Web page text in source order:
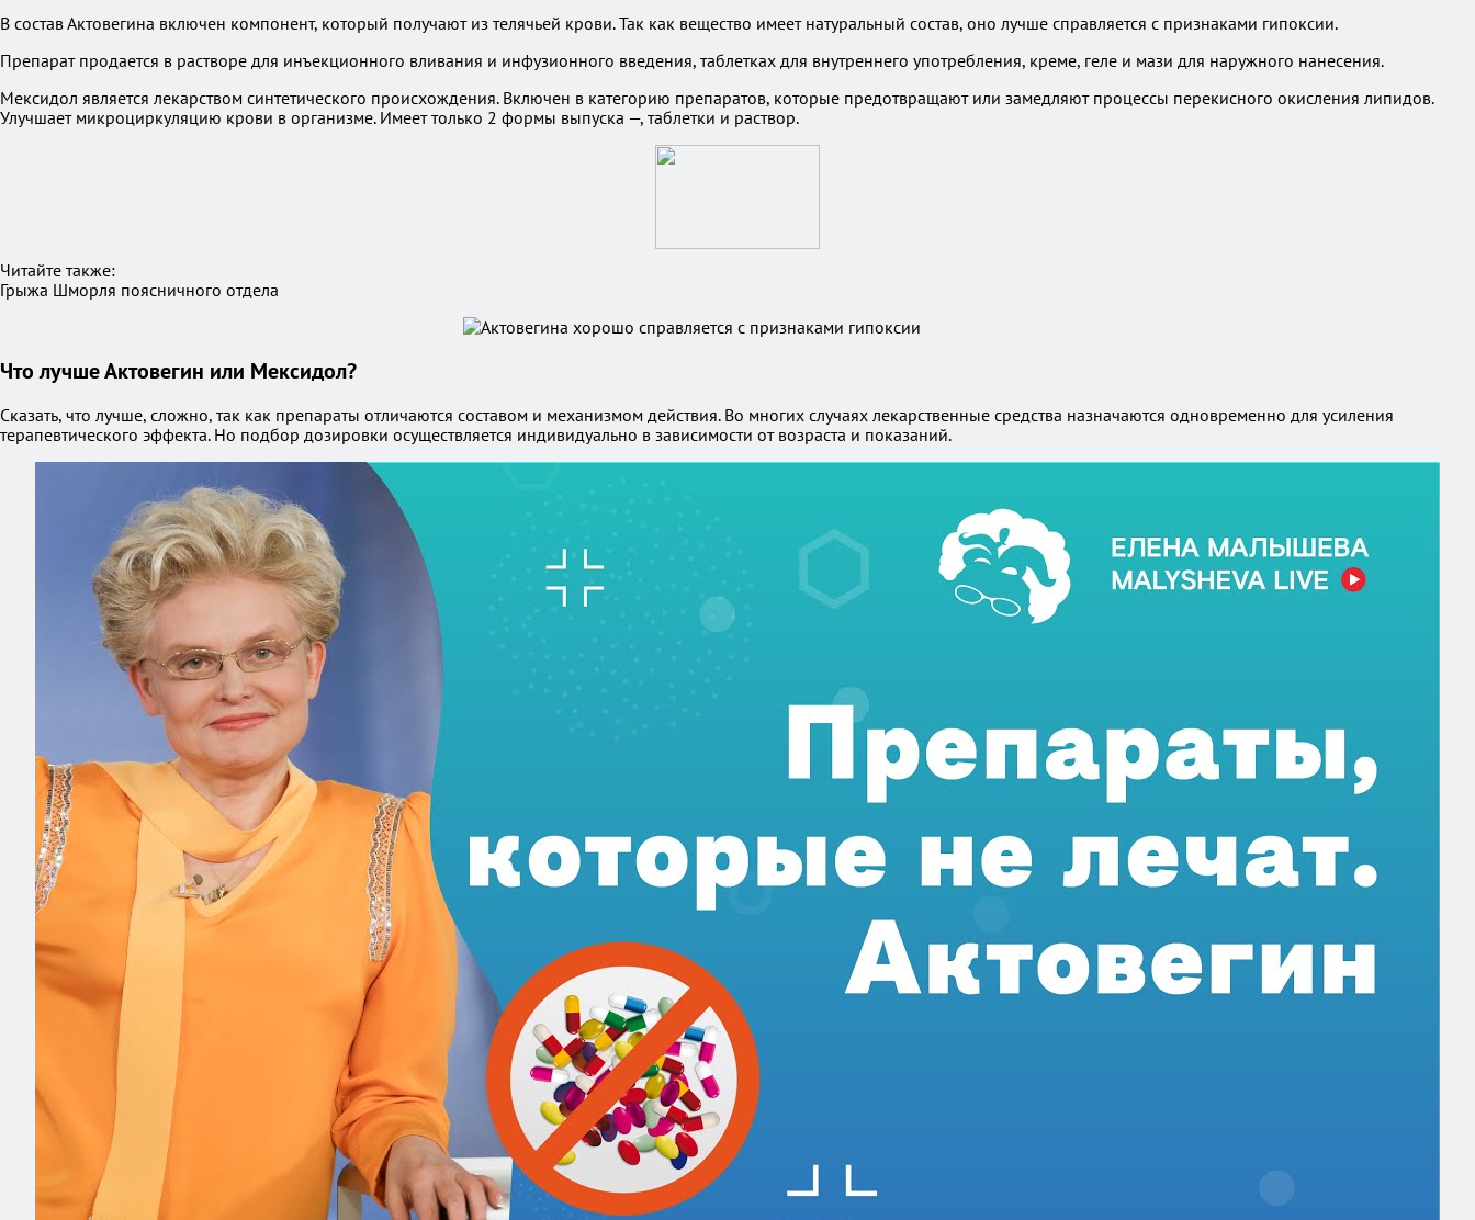
В состав Актовегина включен компонент, который получают из телячьей крови. Так как вещество имеет натуральный состав, оно лучше справляется с признаками гипоксии.
Препарат продается в растворе для инъекционного вливания и инфузионного введения, таблетках для внутреннего употребления, креме, геле и мази для наружного нанесения.
Мексидол является лекарством синтетического происхождения. Включен в категорию препаратов, которые предотвращают или замедляют процессы перекисного окисления липидов.
Улучшает микроциркуляцию крови в организме. Имеет только 2 формы выпуска —, таблетки и раствор.
Читайте также:
Грыжа Шморля поясничного отдела
Что лучше Актовегин или Мексидол?
Сказать, что лучше, сложно, так как препараты отличаются составом и механизмом действия. Во многих случаях лекарственные средства назначаются одновременно для усиления
терапевтического эффекта. Но подбор дозировки осуществляется индивидуально в зависимости от возраста и показаний.